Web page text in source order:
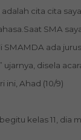
cita cita
SMA
ada
ujarnya, disela
ini, Ahad (10/9)
kelas 11, dia